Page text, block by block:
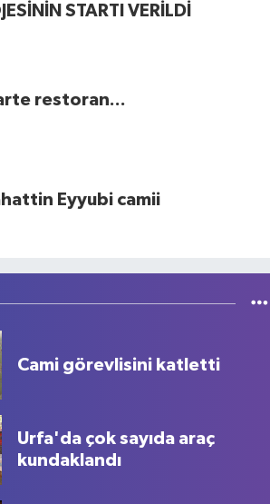
STARTI VERİLDİ
restoran...
Eyyubi camii
Cami görevlisini katletti
Urfa'da çok sayıda araç
kundaklandı